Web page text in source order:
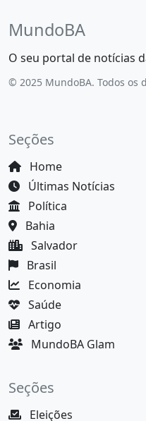
MundoBA
O seu portal de notícias
© 2025 MundoBA. Todos os
Seções
Home
Últimas Notícias
Política
Bahia
Salvador
Brasil
Economia
Saúde
Artigo
MundoBA Glam
Seções
Eleições